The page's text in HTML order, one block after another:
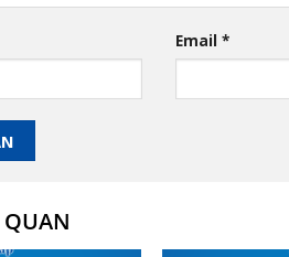
Email *